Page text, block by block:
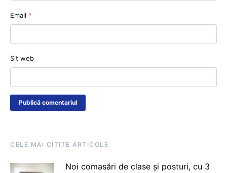
Email *
Sit web
CELE MAI CITITE ARTICOLE
Noi comasări de clase și posturi, cu 3